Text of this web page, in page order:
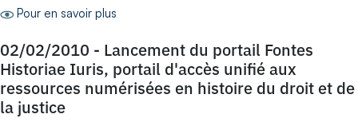
Pour en savoir plus
02/02/2010 - Lancement du portail Fontes
Historiae Iuris, portail d'accès unifié aux
ressources numérisées en histoire du droit et de
la justice